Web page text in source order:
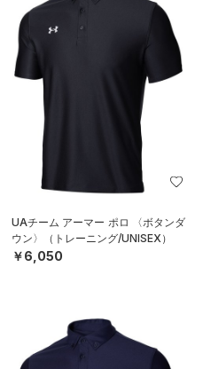
UAチーム アーマー ポロ 〈ボタンダ
ウン〉（トレーニング/UNISEX）
￥6,050